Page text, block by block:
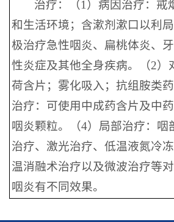
治疗：（1）病因治疗：戒
和生活环境；含漱剂漱口以利
极治疗急性咽炎、扁桃体炎、
性炎症及其他全身疾病。（2）
荷含片；雾化吸入；抗组胺类
治疗：可使用中成药含片及中
咽炎颗粒。（4）局部治疗：咽
治疗、激光治疗、低温液氮冷
温消融术治疗以及微波治疗等
咽炎有不同效果。